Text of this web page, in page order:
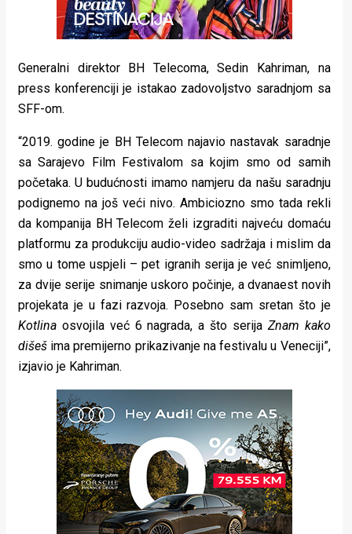
Magazin
Generalni direktor BH Telecoma, Sedin Kahriman, na
press konferenciji je istakao zadovoljstvo saradnjom sa
SFF-om.
“2019. godine je BH Telecom najavio nastavak saradnje
sa Sarajevo Film Festivalom sa kojim smo od samih
početaka. U budućnosti imamo namjeru da našu saradnju
podignemo na još veći nivo. Ambiciozno smo tada rekli
da kompanija BH Telecom želi izgraditi najveću domaću
platformu za produkciju audio-video sadržaja i mislim da
smo u tome uspjeli – pet igranih serija je već snimljeno,
za dvije serije snimanje uskoro počinje, a dvanaest novih
projekata je u fazi razvoja. Posebno sam sretan što je
Kotlina osvojila već 6 nagrada, a što serija Znam kako
dišeš ima premijerno prikazivanje na festivalu u Veneciji”,
izjavio je Kahriman.